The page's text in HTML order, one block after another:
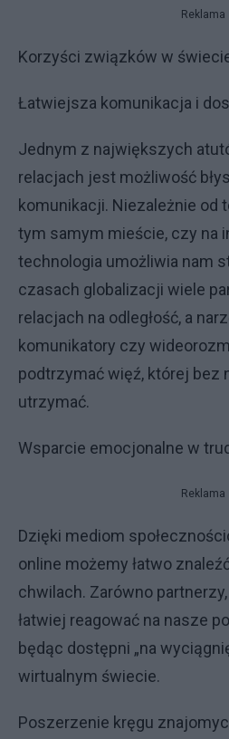
Reklama
Korzyści związków w
Łatwiejsza komunikacja i
Jednym z największych
relacjach jest możliwość
komunikacji. Niezależnie od
tym samym mieście, czy na
technologia umożliwia nam
czasach globalizacji wiele
relacjach na odległość, a
komunikatory czy
podtrzymać więź, której bez
utrzymać.
Wsparcie emocjonalne w
Reklama
Dzięki mediom
online możemy łatwo
chwilach. Zarówno
łatwiej reagować na nasze
będąc dostępni „na
wirtualnym świecie.
Poszerzenie kręgu